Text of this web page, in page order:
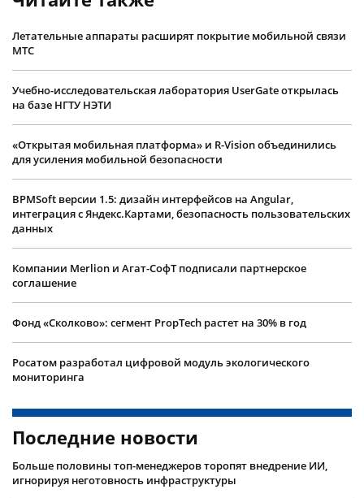
Летательные аппараты расширят покрытие мобильной связи
МТС
Учебно-исследовательская лаборатория UserGate открылась
на базе НГТУ НЭТИ
«Открытая мобильная платформа» и R-Vision объединились
для усиления мобильной безопасности
BPMSoft версии 1.5: дизайн интерфейсов на Angular,
интеграция с Яндекс.Картами, безопасность пользовательских
данных
Компании Merlion и Агат-СофТ подписали партнерское
соглашение
Фонд «Сколково»: сегмент PropTech растет на 30% в год
Росатом разработал цифровой модуль экологического
мониторинга
Последние новости
Больше половины топ-менеджеров торопят внедрение ИИ,
игнорируя неготовность инфраструктуры